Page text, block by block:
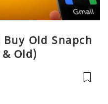
Old Snapch
Old)